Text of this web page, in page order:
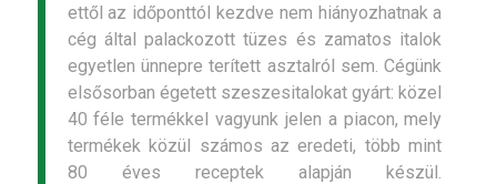
ettől az időponttól kezdve nem hiányozhatnak a
cég által palackozott tüzes és zamatos italok
egyetlen ünnepre terített asztalról sem. Cégünk
elsősorban égetett szeszesitalokat gyárt: közel
40 féle termékkel vagyunk jelen a piacon, mely
termékek közül számos az eredeti, több mint
80 éves receptek alapján készül.